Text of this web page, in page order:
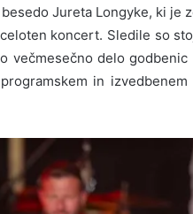
Jureta Longyke, ki je
koncert. Sledile so
večmesečno delo godbenic
in